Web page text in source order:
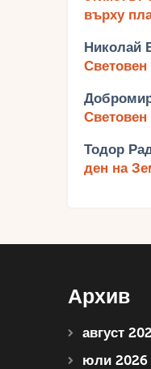
върху
Николай
Тодор
ден на
Архив
август
юли 2026